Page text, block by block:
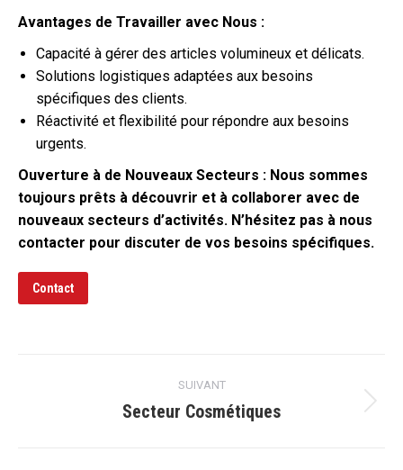
Avantages de Travailler avec Nous :
Capacité à gérer des articles volumineux et délicats.
Solutions logistiques adaptées aux besoins
spécifiques des clients.
Réactivité et flexibilité pour répondre aux besoins
urgents.
Ouverture à de Nouveaux Secteurs : Nous sommes
toujours prêts à découvrir et à collaborer avec de
nouveaux secteurs d’activités. N’hésitez pas à nous
contacter pour discuter de vos besoins spécifiques.
Contact
SUIVANT
Projets
Secteur Cosmétiques